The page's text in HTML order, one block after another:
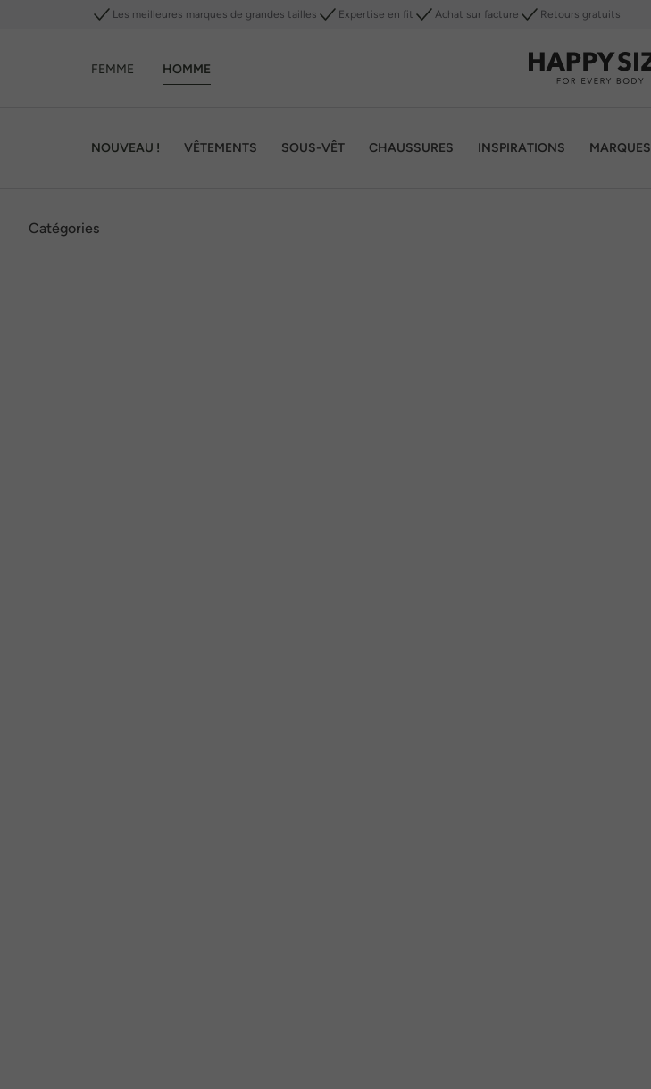
Les meilleures marques de grandes tailles Expertise en fit Achat sur facture Retours gratuits
FEMME HOMME
NOUVEAU ! VÊTEMENTS SOUS-VÊT CHAUSSURES INSPIRATIONS MARQUES
Catégories